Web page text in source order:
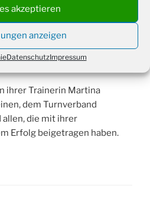
akzeptieren
anzeigen
DatenschutzImpressum
und Gemeinschaft in
Gruppe gleichzeitig
und sich mit Spaß und
Wettbewerbe
ihrer Trainerin Martina
dem Turnverband
die mit ihrer
Erfolg beigetragen haben.